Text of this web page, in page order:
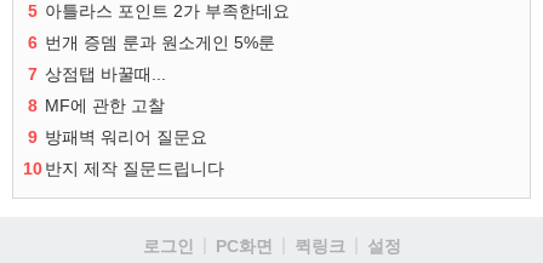
5 아틀라스 포인트 2가 부족한데요
6 번개 증뎀 룬과 원소게인 5%룬
7 상점탭 바꿀때...
8 MF에 관한 고찰
9 방패벽 워리어 질문요
10반지 제작 질문드립니다
로그인 PC화면 퀵링크 설정